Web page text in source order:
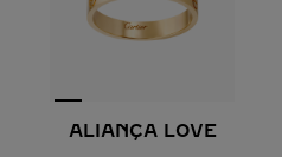
ALIANÇA LOVE